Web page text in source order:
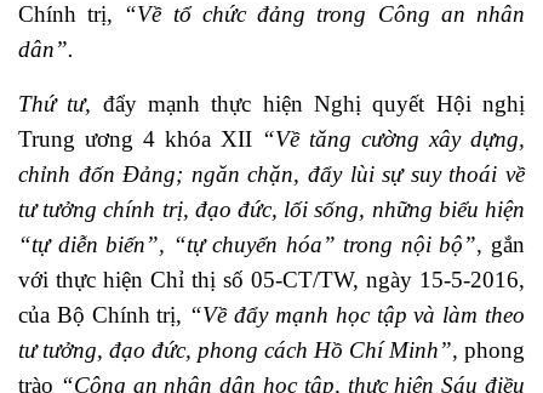
Chính trị, “Về tổ chức đảng trong Công an nhân
dân”.
Thứ tư, đẩy mạnh thực hiện Nghị quyết Hội nghị
Trung ương 4 khóa XII “Về tăng cường xây dựng,
chỉnh đốn Đảng; ngăn chặn, đẩy lùi sự suy thoái về
tư tưởng chính trị, đạo đức, lối sống, những biểu hiện
“tự diễn biến”, “tự chuyển hóa” trong nội bộ”, gắn
với thực hiện Chỉ thị số 05-CT/TW, ngày 15-5-2016,
của Bộ Chính trị, “Về đẩy mạnh học tập và làm theo
tư tưởng, đạo đức, phong cách Hồ Chí Minh”, phong
trào “Công an nhân dân học tập, thực hiện Sáu điều